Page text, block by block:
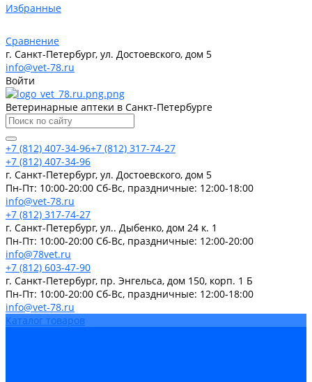
Избранные
Сравнение
г. Санкт-Петербург, ул. Достоевского, дом 5
info@vet-78.ru
Войти
Ветеринарные аптеки в Санкт-Петербурге
+7 (812) 407-34-96+7 (812) 317-74-27
+7 (812) 407-34-96
г. Санкт-Петербург, ул. Достоевского, дом 5
Пн-Пт: 10:00-20:00 Cб-Вс, праздничные: 12:00-18:00
info@vet-78.ru
+7 (812) 317-74-27
г. Санкт-Петербург, ул.. Дыбенко, дом 24 к. 1
Пн-Пт: 10:00-20:00 Cб-Вс, праздничные: 12:00-20:00
info@78vet.ru
+7 (812) 603-47-90
г. Санкт-Петербург, пр. Энгельса, дом 150, корп. 1 Б
Пн-Пт: 10:00-20:00 Cб-Вс, праздничные: 12:00-18:00
info@vet-78.ru
Каталог товаров